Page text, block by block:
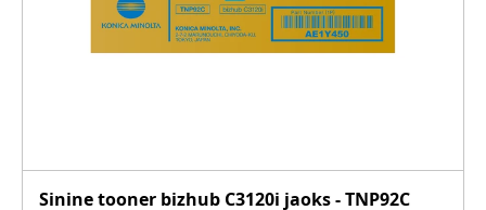
Sinine tooner bizhub C3120i jaoks - TNP92C